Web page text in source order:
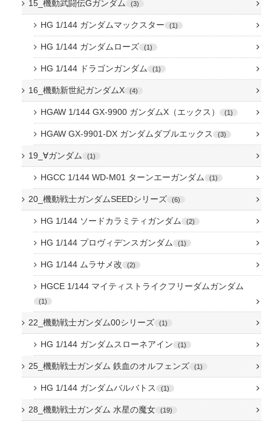
15_機動武闘伝Gガンダム 3
HG 1/144 ガンダムマックスター 1
HG 1/144 ガンダムローズ 1
HG 1/144 ドラゴンガンダム 1
16_機動新世紀ガンダムX 4
HGAW 1/144 GX-9900 ガンダムX（エックス） 1
HGAW GX-9901-DX ガンダムダブルエックス 3
19_∀ガンダム 1
HGCC 1/144 WD-M01 ターンエーガンダム 1
20_機動戦士ガンダムSEEDシリーズ 6
HG 1/144 ソードカラミティガンダム 2
HG 1/144 プロヴィデンスガンダム 1
HG 1/144 ムラサメ改 2
HGCE 1/144 マイティストライクフリーダムガンダム
1
22_機動戦士ガンダム00シリーズ 1
HG 1/144 ガンダムスローネアイン 1
25_機動戦士ガンダム 鉄血のオルフェンズ 1
HG 1/144 ガンダムバルバトス 1
28_機動戦士ガンダム 水星の魔女 19